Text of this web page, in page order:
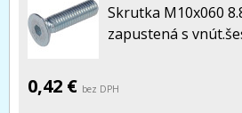
Skrutka M10x060
zapustená s
0,42 € bez DPH